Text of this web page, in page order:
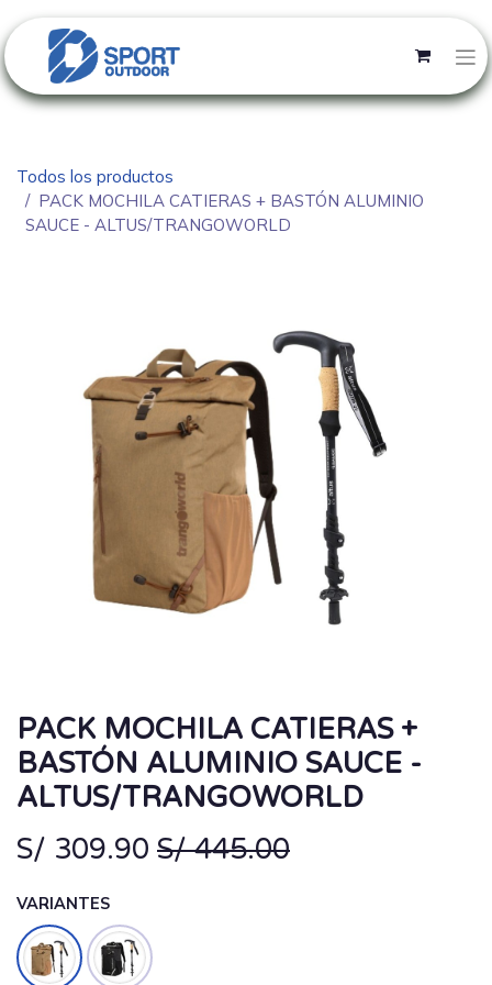
Todos los productos
PACK MOCHILA CATIERAS + BASTÓN ALUMINIO
SAUCE - ALTUS/TRANGOWORLD
PACK MOCHILA CATIERAS +
BASTÓN ALUMINIO SAUCE -
ALTUS/TRANGOWORLD
S/ 309.90 S/445.00
VARIANTES